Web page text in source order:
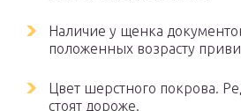
Наличие у щенка
положенных возрасту
Цвет шерстного покрова.
стоят дороже.